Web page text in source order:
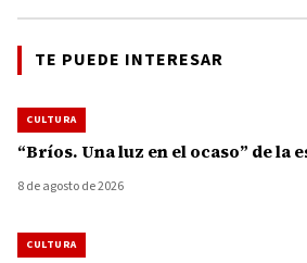
TE PUEDE INTERESAR
CULTURA
“Bríos. Una luz en el ocaso” de la
8 de agosto de 2026
CULTURA